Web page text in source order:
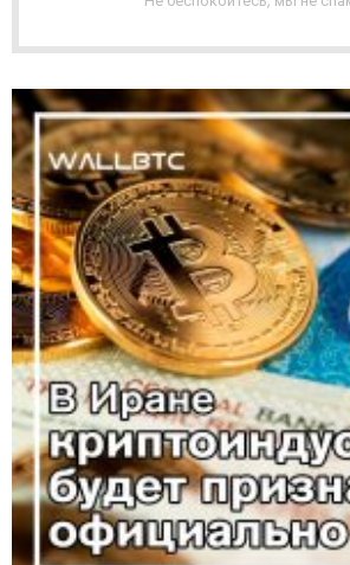
Р
С
С
Ы
Л
К
А